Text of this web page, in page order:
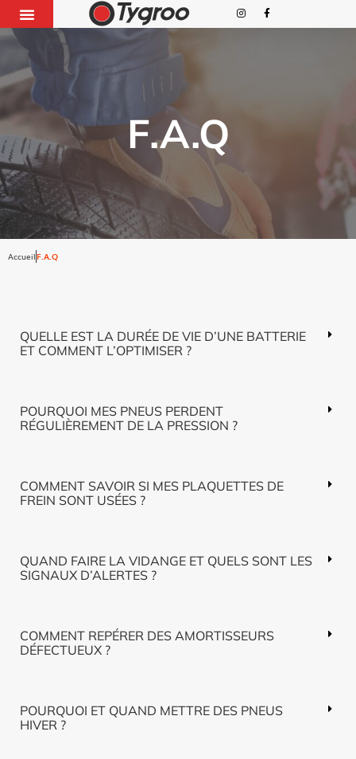
F.A.Q
Accueil F.A.Q
QUELLE EST LA DURÉE DE VIE D’UNE BATTERIE
ET COMMENT L’OPTIMISER ?
POURQUOI MES PNEUS PERDENT
RÉGULIÈREMENT DE LA PRESSION ?
COMMENT SAVOIR SI MES PLAQUETTES DE
FREIN SONT USÉES ?
QUAND FAIRE LA VIDANGE ET QUELS SONT LES
SIGNAUX D’ALERTES ?
COMMENT REPÉRER DES AMORTISSEURS
DÉFECTUEUX ?
POURQUOI ET QUAND METTRE DES PNEUS
HIVER ?